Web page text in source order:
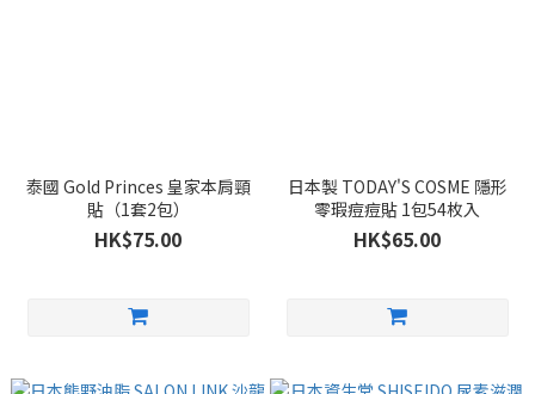
泰國 Gold Princes 皇家本肩頸
貼（1套2包）
HK$75.00
日本製 TODAY'S COSME 隱形
零瑕痘痘貼 1包54枚入
HK$65.00